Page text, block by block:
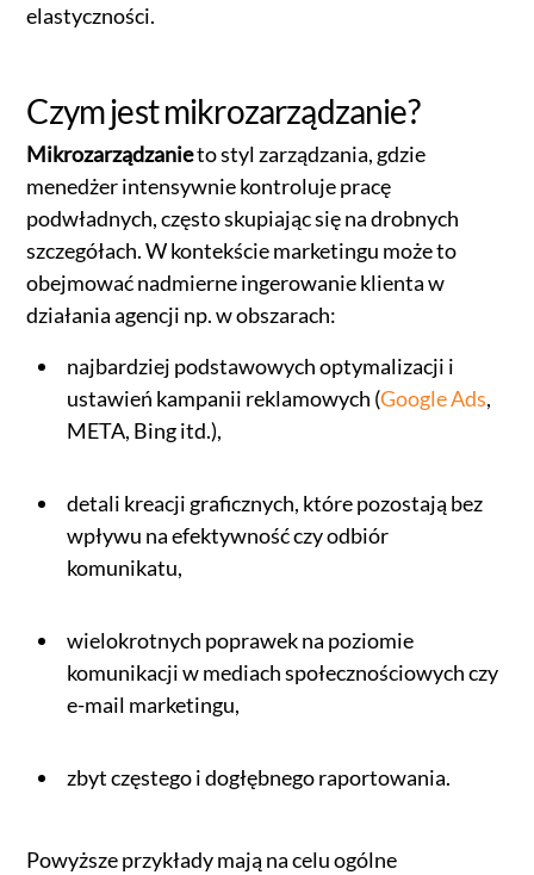
elastyczności.
Czym jest mikrozarządzanie?
Mikrozarządzanieto styl zarządzania, gdzie
menedżer intensywnie kontroluje pracę
podwładnych, często skupiając się na drobnych
szczegółach. W kontekście marketingu może to
obejmować nadmierne ingerowanie klienta w
działania agencji np. w obszarach:
najbardziej podstawowych optymalizacji i
ustawień kampanii reklamowych (Google Ads,
META, Bing itd.),
detali kreacji graficznych, które pozostają bez
wpływu na efektywność czy odbiór
komunikatu,
wielokrotnych poprawek na poziomie
komunikacji w mediach społecznościowych czy
e-mail marketingu,
zbyt częstego i dogłębnego raportowania.
Powyższe przykłady mają na celu ogólne